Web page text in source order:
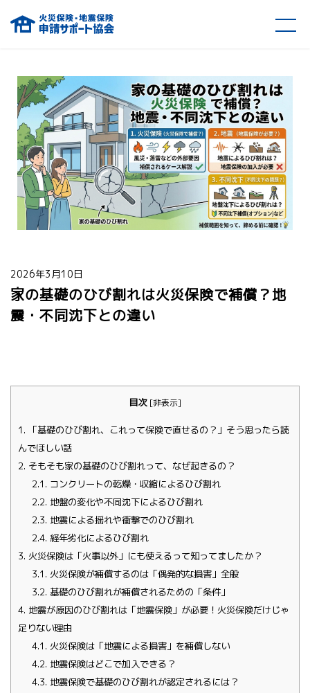
火災保険・地震保険の申請サポート協会
2026年3月10日
家の基礎のひび割れは火災保険で補償？地
震・不同沈下との違い
目次 [非表示]
1. 「基礎のひび割れ、これって保険で直せるの？」そう思ったら読
んでほしい話
2. そもそも家の基礎のひび割れって、なぜ起きるの？
2.1. コンクリートの乾燥・収縮によるひび割れ
2.2. 地盤の変化や不同沈下によるひび割れ
2.3. 地震による揺れや衝撃でのひび割れ
2.4. 経年劣化によるひび割れ
3. 火災保険は「火事以外」にも使えるって知ってましたか？
3.1. 火災保険が補償するのは「偶発的な損害」全般
3.2. 基礎のひび割れが補償されるための「条件」
4. 地震が原因のひび割れは「地震保険」が必要！火災保険だけじゃ
足りない理由
4.1. 火災保険は「地震による損害」を補償しない
4.2. 地震保険はどこで加入できる？
4.3. 地震保険で基礎のひび割れが認定されるには？